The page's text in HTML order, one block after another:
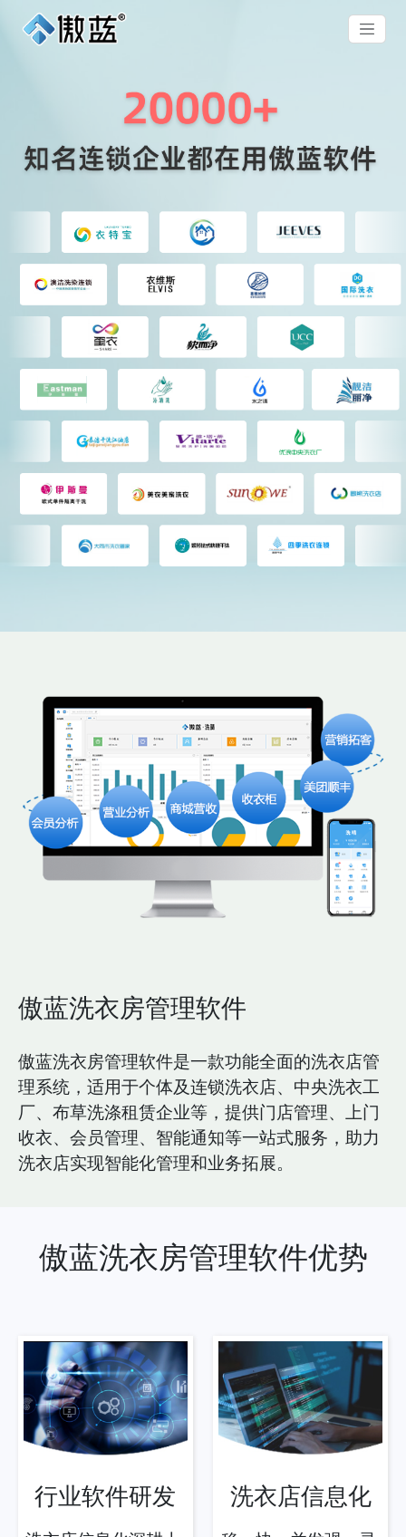
傲蓝洗衣房管理软件
傲蓝洗衣房管理软件是一款功能全面的洗衣店管
理系统，适用于个体及连锁洗衣店、中央洗衣工
厂、布草洗涤租赁企业等，提供门店管理、上门
收衣、会员管理、智能通知等一站式服务，助力
洗衣店实现智能化管理和业务拓展。
傲蓝洗衣房管理软件优势
行业软件研发 洗衣店信息化